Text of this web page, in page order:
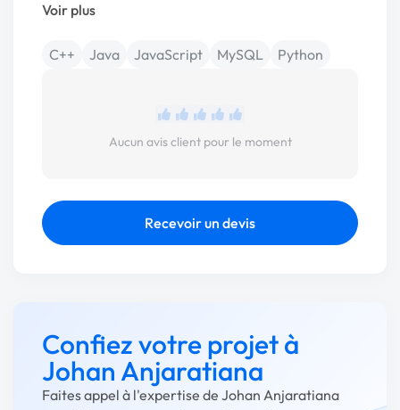
Voir plus
C++ Java JavaScript MySQL Python
Aucun avis client pour le moment
Recevoir un devis
Confiez votre projet à
Johan Anjaratiana
Faites appel à l'expertise de Johan Anjaratiana